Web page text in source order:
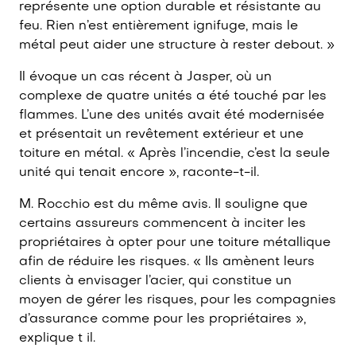
représente une option durable et résistante au
feu. Rien n’est entièrement ignifuge, mais le
métal peut aider une structure à rester debout. »
Il évoque un cas récent à Jasper, où un
complexe de quatre unités a été touché par les
flammes. L’une des unités avait été modernisée
et présentait un revêtement extérieur et une
toiture en métal. « Après l’incendie, c’est la seule
unité qui tenait encore », raconte-t-il.
M. Rocchio est du même avis. Il souligne que
certains assureurs commencent à inciter les
propriétaires à opter pour une toiture métallique
afin de réduire les risques. « Ils amènent leurs
clients à envisager l’acier, qui constitue un
moyen de gérer les risques, pour les compagnies
d’assurance comme pour les propriétaires »,
explique t il.